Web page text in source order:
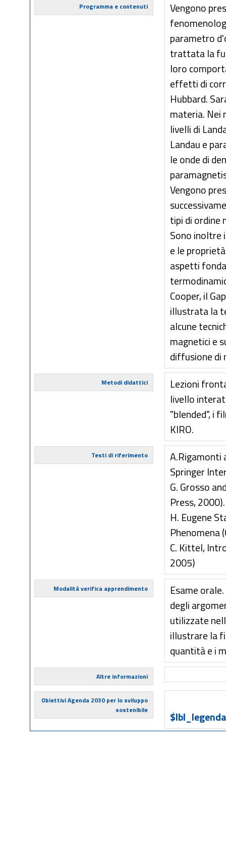
Programma e contenuti
Vengono
parametro
trattata la
loro
effetti di
Hubbard.
materia. Nei
livelli di
Landau e
le onde di
Vengono
tipi di ordine
Sono
e le
aspetti
Cooper, il
illustrata la
alcune
magnetici e
diffusione di
Metodi didattici
Lezioni
livello
"blended", i
KIRO.
Testi di riferimento
A.Rigamonti
Springer
G. Grosso
Press, 2000).
H. Eugene
Phenomena
C. Kittel,
2005)
Modalità verifica apprendimento
Esame
degli
utilizzate
illustrare la
quantità e i
Altre informazioni
Obiettivi Agenda 2030 per lo sviluppo
sostenibile